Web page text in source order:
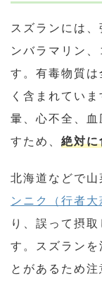
スズランには
ンバラマリン
す。有毒物質
く含まれてい
暈、心不全、
すため、 絶対
北海道などで
ンニク（行者大
り、誤って摂
す。スズラン
とがあるため注